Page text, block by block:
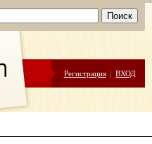
Регистрация | ВХОД